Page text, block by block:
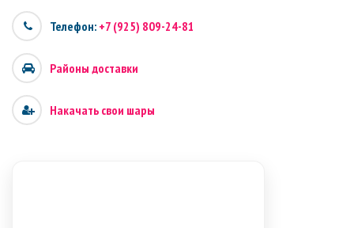
Телефон: +7 (925) 809-24-81
Районы доставки
Накачать свои шары